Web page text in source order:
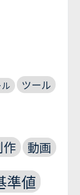
ツール
作 動画
準値